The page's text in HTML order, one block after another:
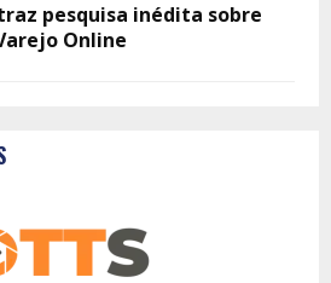
pesquisa inédita sobre
Online